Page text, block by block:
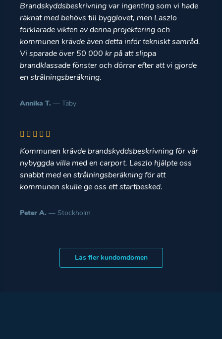
Brandskyddsbeskrivning var ingenting som vi hade
räknat med behövs till bygglovet, men Laszlo
förklarade vikten av denna projektering och
kommunen krävde även detta inför tekniskt samråd.
Vi sparade över 50 000 kr på att slippa
brandklassade fönster och dörrar efter att vi gjorde
en strålningsberäkning.
Annika T. — Täby
Kommunen krävde brandskyddsbeskrivning för vår
nybyggda villa med en carport. Laszlo hjälpte oss
snabbt med en strålningsberäkning för att
kommunen skulle ge oss ett startbesked.
Peter A. — Stockholm
Läs fler kundomdömen